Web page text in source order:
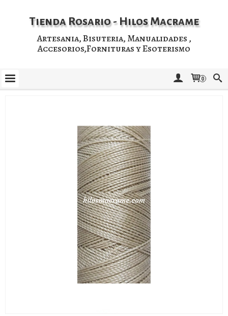
Tienda Rosario - Hilos Macrame
Artesania, Bisuteria, Manualidades ,
Accesorios,Fornituras y Esoterismo
0